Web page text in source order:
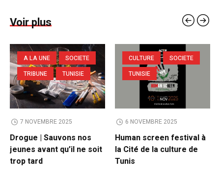
Voir plus
A LA UNE
SOCIETE
TRIBUNE
TUNISIE
7 NOVEMBRE 2025
Drogue | Sauvons nos
jeunes avant qu’il ne soit
trop tard
CULTURE
SOCIETE
TUNISIE
6 NOVEMBRE 2025
Human screen festival à
la Cité de la culture de
Tunis